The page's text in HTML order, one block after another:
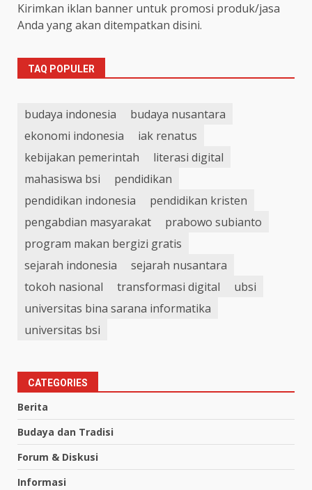
Kirimkan iklan banner untuk promosi produk/jasa
Anda yang akan ditempatkan disini.
TAQ POPULER
budaya indonesia
budaya nusantara
ekonomi indonesia
iak renatus
kebijakan pemerintah
literasi digital
mahasiswa bsi
pendidikan
pendidikan indonesia
pendidikan kristen
pengabdian masyarakat
prabowo subianto
program makan bergizi gratis
sejarah indonesia
sejarah nusantara
tokoh nasional
transformasi digital
ubsi
universitas bina sarana informatika
universitas bsi
CATEGORIES
Berita
Budaya dan Tradisi
Forum & Diskusi
Informasi